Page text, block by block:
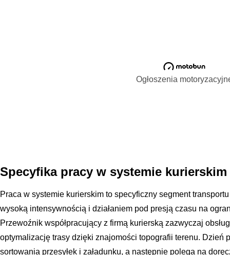
Ogłoszenia
Specyfika pracy w systemie
Praca w systemie kurierskim to specyficzny segment
wysoką intensywnością i działaniem pod presją czasu na
Przewoźnik współpracujący z firmą kurierską zazwyczaj
optymalizację trasy dzięki znajomości topografii terenu. Dzień
sortowania przesyłek i załadunku, a następnie polega na